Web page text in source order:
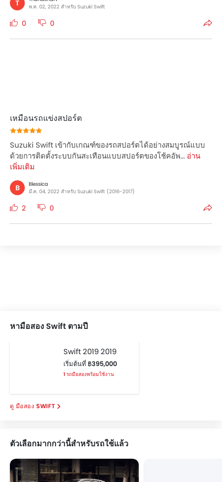
T
พ.ค. 02, 2022 สำหรับ Suzuki Swift
0 0
เหมือนรถแข่งสปอร์ต
Suzuki Swift เข้ากับเกณฑ์ของรถสปอร์ตได้อย่างสมบูรณ์แบบ
ด้วยการติดตั้งระบบกันสะเทือนแบบสปอร์ตของโช้คอัพ... อ่าน
เพิ่มเติม
B
Blessica
มี.ค. 04, 2022 สำหรับ Suzuki Swift (2016-2017)
2 0
หามือสอง Swift ตามปี
Swift 2019 2019
เริ่มต้นที่ ฿395,000
1 รถมือสองพร้อมใช้งาน
มือสอง SWIFT
ตัวเลือกมากกว่านี้สำหรับรถใช้แล้ว